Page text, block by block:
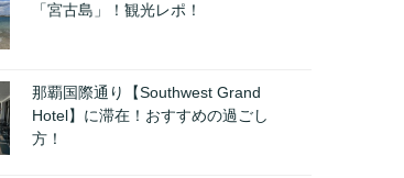
「宮古島」！観光レポ！
那覇国際通り【Southwest Grand
Hotel】に滞在！おすすめの過ごし
方！